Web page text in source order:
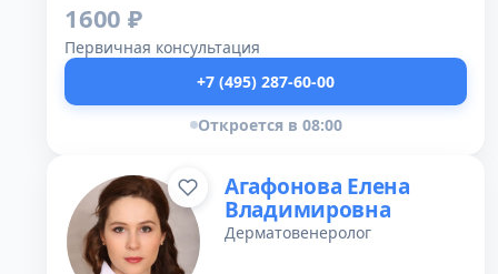
1600 ₽
Первичная консультация
+7 (495) 287-60-00
Откроется в 08:00
Агафонова Елена
Владимировна
Дерматовенеролог